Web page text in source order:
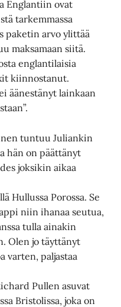
Englantiin ovat
tarkemmassa
paketin arvo ylittää
maksamaan siitä.
englantilaisia
kiinnostanut.
äänestänyt lainkaan
tuntuu Juliankin
hän on päättänyt
joksikin aikaa
Hullussa Porossa. Se
niin ihanaa seutua,
tulla ainakin
Olen jo täyttänyt
varten, paljastaa
Pullen asuvat
Bristolissa, joka on